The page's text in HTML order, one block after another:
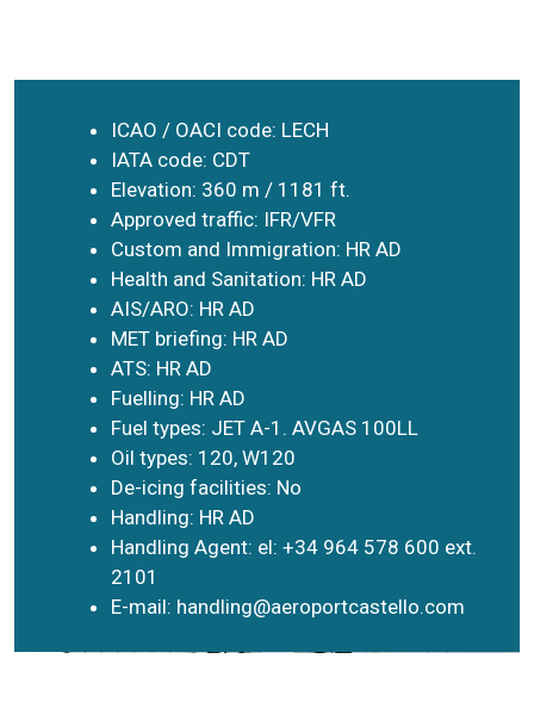
ICAO / OACI code: LECH
IATA code: CDT
Elevation: 360 m / 1181 ft.
Approved traffic: IFR/VFR
Custom and Immigration: HR AD
Health and Sanitation: HR AD
AIS/ARO: HR AD
MET briefing: HR AD
ATS: HR AD
Fuelling: HR AD
Fuel types: JET A-1. AVGAS 100LL
Oil types: 120, W120
De-icing facilities: No
Handling: HR AD
Handling Agent: el: +34 964 578 600 ext.
2101
E-mail: handling@aeroportcastello.com